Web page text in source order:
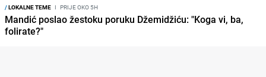
/LOKALNE TEME I PRIJE OKO 5H
Mandić poslao žestoku poruku Džemidžiću: "Koga vi, ba,
folirate?"